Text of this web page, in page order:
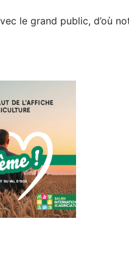
le grand public, d’où